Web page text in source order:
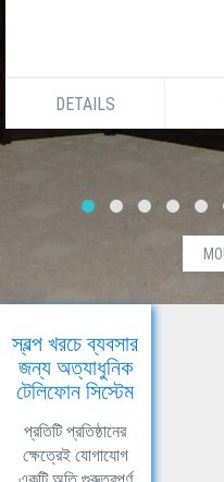
DETAILS
স্বল্প খরচে ব্যবসার
জন্য অত্যাধুনিক
টেলিফোন সিস্টেম
প্রতিটি প্রতিষ্ঠানের
ক্ষেত্রেই যোগাযোগ